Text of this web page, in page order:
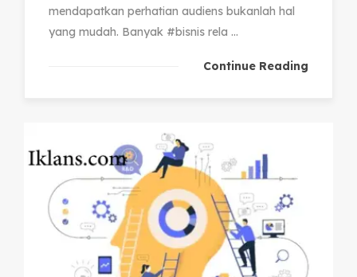
mendapatkan perhatian audiens bukanlah hal
yang mudah. Banyak #bisnis rela ...
Continue Reading